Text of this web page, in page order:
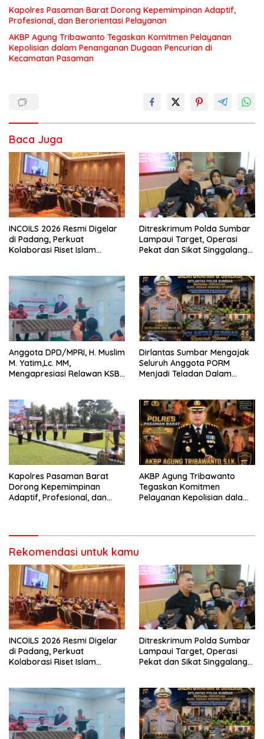
Kapolres Pasaman Barat Dorong Kepemimpinan Adaptif,
Profesional, dan Berorientasi Pelayanan
AKBP Agung Tribawanto Tegaskan Komitmen Pelayanan
Kepolisian dalam Penanganan Dugaan Pencurian di
Kecamatan Pasaman
Baca Juga
INCOILS 2026 Resmi Digelar
di Padang, Perkuat
Kolaborasi Riset Islam
Ditreskrimum Polda Sumbar
Lampaui Target, Operasi
Pekat dan Sikat Singgalang
Anggota DPD/MPRI, H. Muslim
M. Yatim,Lc. MM,
Mengapresiasi Relawan KSB
Bencana
Dirlantas Sumbar Mengajak
Seluruh Anggota PORM
Menjadi Teladan Dalam
Perlengkapan Keselamatan
Berkendara
Kapolres Pasaman Barat
Dorong Kepemimpinan
Adaptif, Profesional, dan
AKBP Agung Tribawanto
Tegaskan Komitmen
Pelayanan Kepolisian dalam
Rekomendasi untuk kamu
INCOILS 2026 Resmi Digelar
di Padang, Perkuat
Kolaborasi Riset Islam
Ditreskrimum Polda Sumbar
Lampaui Target, Operasi
Pekat dan Sikat Singgalang